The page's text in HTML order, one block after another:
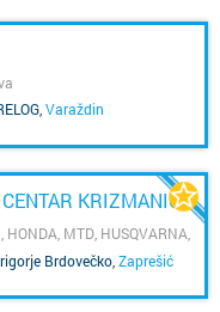
Varaždin
KRIZMANIĆ
MTD, HUSQVARNA,
Brdovečko Zaprešić